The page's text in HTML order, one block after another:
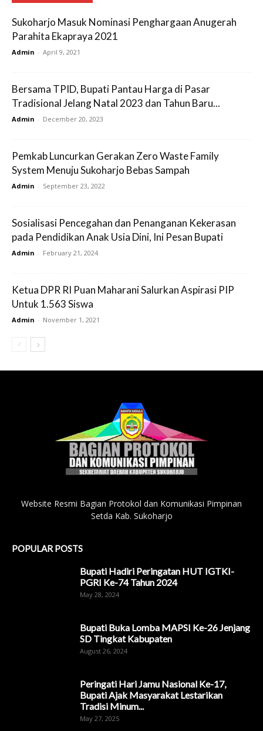
Sukoharjo Masuk Nominasi Penghargaan Anugerah
Parahita Ekapraya 2021
Admin - April 9, 2021
Bersama TPID, Bupati Pantau Harga di Pasar
Tradisional Jelang Natal 2023 dan Tahun Baru...
Admin - December 20, 2023
Pemkab Luncurkan Gerakan Zero Waste Family
System Menuju Sukoharjo Bebas Sampah
Admin - September 23, 2022
Sosialisasi Pencegahan dan Penanganan Kekerasan
pada Pendidikan Anak Usia Dini, Ini Pesan Bupati
Admin - February 21, 2024
Ketua DPR RI Puan Maharani Salurkan Aspirasi PIP
Untuk 1.563 Siswa
Admin - November 1, 2021
Website Resmi Bagian Protokol dan Komunikasi Pimpinan
Setda Kab. Sukoharjo
POPULAR POSTS
Bupati Hadiri Peringatan HUT IGTKI-
PGRI Ke-74 Tahun 2024
May 28, 2024
Bupati Buka Lomba MAPSI Ke-26 Jenjang
SD Tingkat Kabupaten
August 26, 2024
Peringati Hari Jamu Nasional Ke-17,
Bupati Ajak Masyarakat Lestarikan
Tradisi Minum...
May 27, 2025